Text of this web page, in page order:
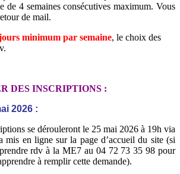
de 4 semaines consécutives maximum. Vous
de mail.
minimum par semaine, le choix des
DES INSCRIPTIONS :
2026 :
se dérouleront le 25 mai 2026 à 19h via
mis en ligne sur la page d’accueil du site (si
rdv à la ME7 au 04 72 73 35 98 pour
à remplir cette demande).